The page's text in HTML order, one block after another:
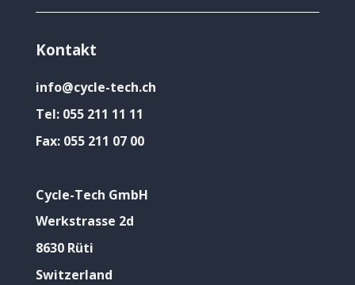
Kontakt
info@cycle-tech.ch
Tel: 055 211 11 11
Fax: 055 211 07 00
Cycle-Tech GmbH
Werkstrasse 2d
8630 Rüti
Switzerland